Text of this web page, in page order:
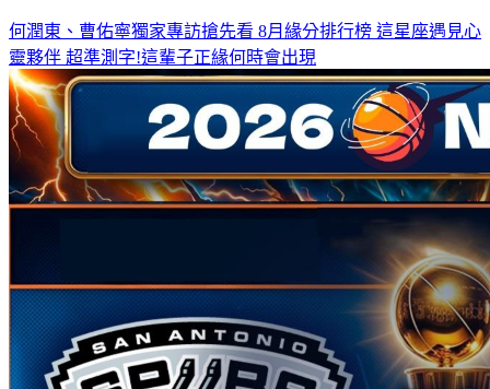
何潤東、曹佑寧獨家專訪搶先看 8月緣分排行榜 這星座遇見心
靈夥伴 超準測字!這輩子正緣何時會出現